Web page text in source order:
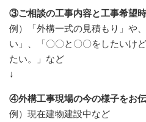
③ご相談の工事内容と工事希望時
例）「外構一式の見積もり」や
い」、「〇〇と〇〇をしたいけ
たい。」など
↓
④外構工事現場の今の様子をお伝
例）現在建物建設中など